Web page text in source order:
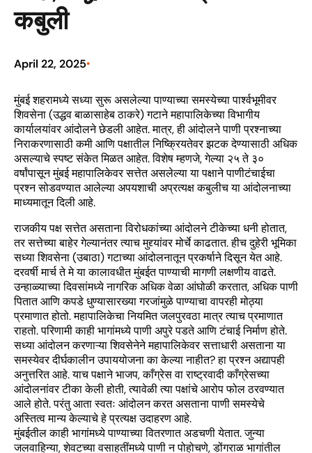
कबुली
April 22, 2025•
मुंबई शहरामध्ये सध्या सुरू असलेल्या पाण्याच्या समस्येच्या पार्श्वभूमीवर
शिवसेना (उद्धव बाळासाहेब ठाकरे) गटाने महापालिकेच्या विभागीय
कार्यालयांवर आंदोलने छेडली आहेत. मात्र, ही आंदोलने पाणी प्रश्नाच्या
निराकरणासाठी कमी आणि पक्षातील निष्क्रियतेवर झटक देण्यासाठी अधिक
असल्याचे स्पष्ट संकेत मिळत आहेत. विशेष म्हणजे, गेल्या २५ ते ३०
वर्षांपासून मुंबई महापालिकेवर सत्तेत असलेल्या या पक्षाने पाणीटंचाईचा
प्रश्न सोडवण्यात आलेल्या अपयशाची अप्रत्यक्ष कबुलीच या आंदोलनाच्या
माध्यमातून दिली आहे.
राजकीय पक्ष सत्तेत असताना विरोधकांच्या आंदोलने टीकेच्या धनी होतात,
तर सत्तेच्या बाहेर गेल्यानंतर त्याच मुद्द्यांवर मोर्चे काढतात. हीच दुहेरी भूमिका
सध्या शिवसेना (उबाठा) गटाच्या आंदोलनातून प्रकर्षाने दिसून येत आहे.
दरवर्षी मार्च ते मे या कालावधीत मुंबईत पाण्याची मागणी लक्षणीय वाढते.
उन्हाळ्याच्या दिवसांमध्ये नागरिक अधिक वेळा आंघोळी करतात, अधिक पाणी
पितात आणि कपडे धुण्यासारख्या गरजांमुळे पाण्याचा वापरही मोठ्या
प्रमाणात होतो. महापालिकेचा नियमित जलपुरवठा मात्र त्याच प्रमाणात
राहतो. परिणामी काही भागांमध्ये पाणी अपुरे पडते आणि टंचाई निर्माण होते.
सध्या आंदोलन करणाऱ्या शिवसेनेने महापालिकेवर सत्ताधारी असताना या
समस्येवर दीर्घकालीन उपाययोजना का केल्या नाहीत? हा प्रश्न अद्यापही
अनुत्तरित आहे. याच पक्षाने भाजप, काँग्रेस वा राष्ट्रवादी काँग्रेसच्या
आंदोलनांवर टीका केली होती, त्यावेळी त्या पक्षांचे आरोप फोल ठरवण्यात
आले होते. परंतु आता स्वतः आंदोलन करत असताना पाणी समस्येचे
अस्तित्व मान्य केल्याचे हे प्रत्यक्ष उदाहरण आहे.
मुंबईतील काही भागांमध्ये पाण्याच्या वितरणात अडचणी येतात. जुन्या
जलवाहिन्या, शेवटच्या वसाहतींमध्ये पाणी न पोहोचणे, डोंगराळ भागांतील